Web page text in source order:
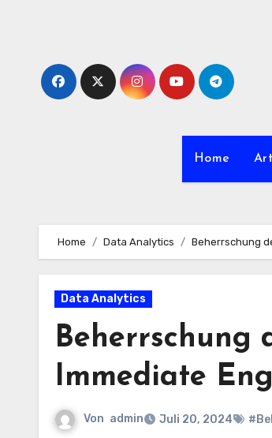
Home
Home Data Analytics Beherrschung
Data Analytics
Beherrschung
Immediate
Von admin Juli 20, 2024